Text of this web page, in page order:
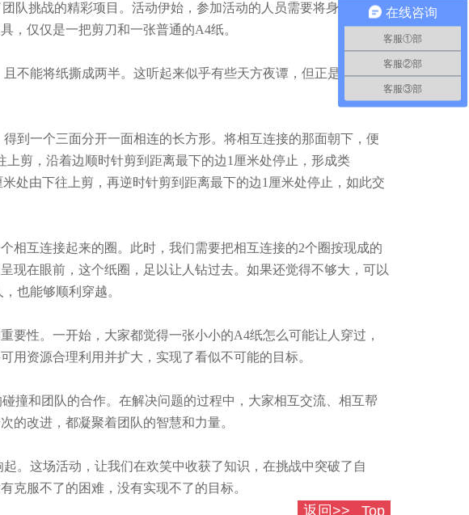
队挑战的精彩项目。活动伊始，参加活动的人员需要将身上的所有
，仅仅是一把剪刀和一张普通的A4纸。
不能将纸撕成两半。这听起来似乎有些天方夜谭，但正是这种看
到一个三面分开一面相连的长方形。将相互连接的那面朝下，便
剪，沿着边顺时针剪到距离最下的边1厘米处停止，形成类
处由下往上剪，再逆时针剪到距离最下的边1厘米处停止，如此交
相互连接起来的圈。此时，我们需要把相互连接的2个圈按现成的
现在眼前，这个纸圈，足以让人钻过去。如果还觉得不够大，可以
也能够顺利穿越。
性。一开始，大家都觉得一张小小的A4纸怎么可能让人穿过，
用资源合理利用并扩大，实现了看似不可能的目标。
撞和团队的合作。在解决问题的过程中，大家相互交流、相互帮
的改进，都凝聚着团队的智慧和力量。
。这场活动，让我们在欢笑中收获了知识，在挑战中突破了自
克服不了的困难，没有实现不了的目标。
返回>> Top
在线咨询
客服①部
客服②部
客服③部